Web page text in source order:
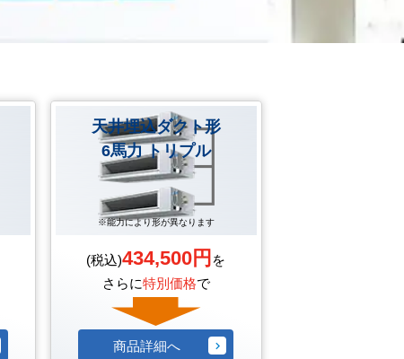
※能力により形が異なります
天井埋込ダクト形
6馬力 トリプル
(税込)434,500円を
さらに特別価格で
商品詳細へ